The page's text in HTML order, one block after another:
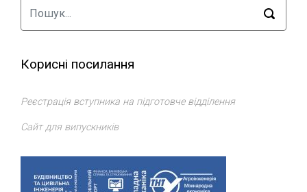
Корисні посилання
Реєстрація вступника на підготовче відділення
Сайт для випускників